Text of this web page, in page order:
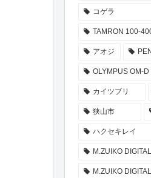
コゲラ
TAMRON 100-
アオジ
OLYMPUS OM-
カイツブリ
狭山市
ハクセキレイ
M.ZUIKO
M.ZUIKO